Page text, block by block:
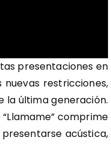
presentaciones en
restricciones,
la última generación.
comprime
acústica,